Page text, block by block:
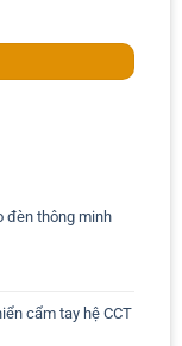
CCT- DMX +RF 2.4G (có
đèn thông minh
cẩm tay hệ CCT